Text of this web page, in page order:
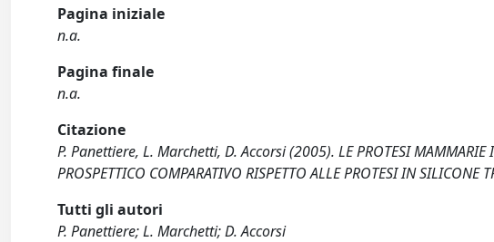
Pagina iniziale
n.a.
Pagina finale
n.a.
Citazione
P. Panettiere, L. Marchetti, D. Accorsi (2005). LE PROTESI MAMMARIE
PROSPETTICO COMPARATIVO RISPETTO ALLE PROTESI IN SILICONE
Tutti gli autori
P. Panettiere; L. Marchetti; D. Accorsi